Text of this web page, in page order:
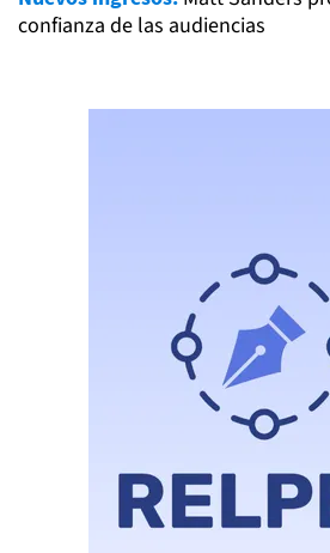
confianza de las audiencias